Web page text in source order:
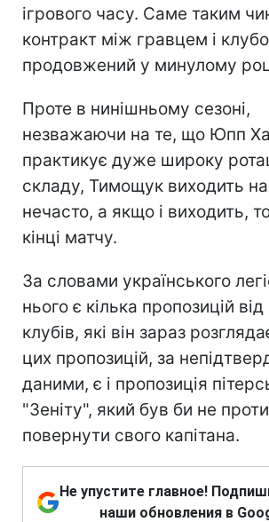
ігрового часу. Саме таким
контракт між гравцем і
продовжений у минулому
Проте в нинішньому сезоні,
незважаючи на те, що Юпп
практикує дуже широку
складу, Тимощук виходить
нечасто, а якщо і виходить,
кінці матчу.
За словами українського
нього є кілька пропозицій
клубів, які він зараз
цих пропозицій, за
даними, є і пропозиція
"Зеніту", який був би не проти
повернути свого капітана.
Не упустите главное!
наши обновления в